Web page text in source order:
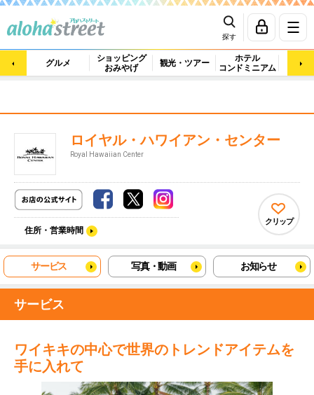
探す
グルメ
ショッピング
おみやげ
観光・ツアー
ホテル
コンドミニアム
マッ
ロイヤル・ハワイアン・センター
Royal Hawaiian Center
住所・営業時間
クリップ
サービス 写真・動画 お知らせ
サービス
ワイキキの中心で世界のトレンドアイテムを
手に入れて